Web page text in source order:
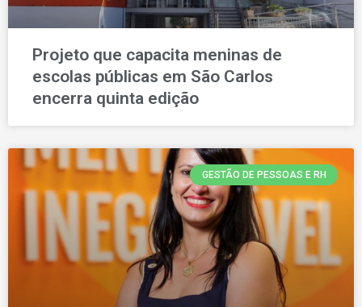
Projeto que capacita meninas de
escolas públicas em São Carlos
encerra quinta edição
GESTÃO DE PESSOAS E RH